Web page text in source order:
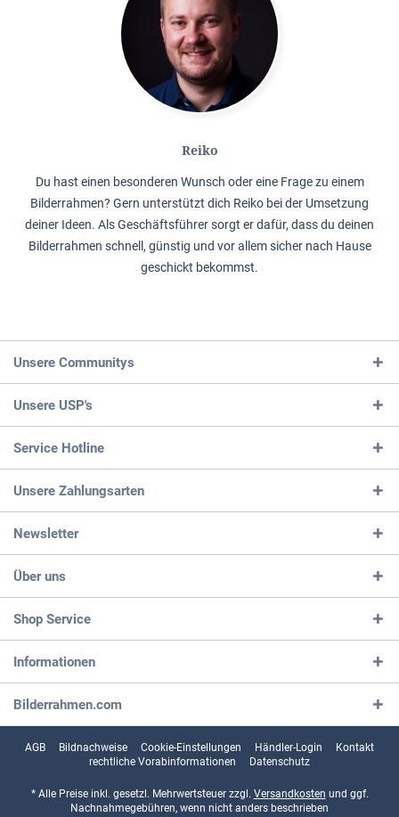
Reiko
Du hast einen besonderen Wunsch oder eine Frage zu einem
Bilderrahmen? Gern unterstützt dich Reiko bei der Umsetzung
deiner Ideen. Als Geschäftsführer sorgt er dafür, dass du deinen
Bilderrahmen schnell, günstig und vor allem sicher nach Hause
geschickt bekommst.
Unsere Communitys
Unsere USP's
Service Hotline
Unsere Zahlungsarten
Newsletter
Über uns
Shop Service
Informationen
Bilderrahmen.com
AGB Bildnachweise Cookie-Einstellungen Händler-Login
Kontakt
rechtliche Vorabinformationen
Datenschutz
* Alle Preise inkl. gesetzl. Mehrwertsteuer zzgl. Versandkosten und ggf.
Nachnahmegebühren, wenn nicht anders beschrieben